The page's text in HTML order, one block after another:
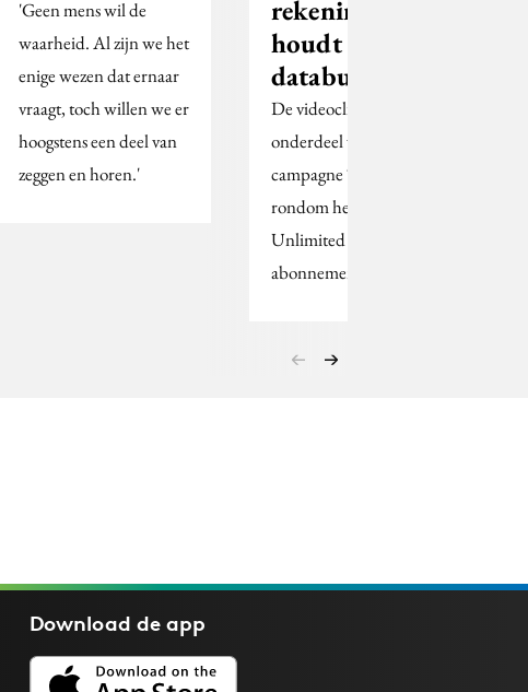
'Geen mens wil de
waarheid. Al zijn we het
enige wezen dat ernaar
vraagt, toch willen we er
hoogstens een deel van
zeggen en horen.'
rekening
houdt met
databundel
De videoclip is
onderdeel van de
campagne ‘FF Alles’
rondom het Tele2
Unlimited
abonnement.
Download deapp